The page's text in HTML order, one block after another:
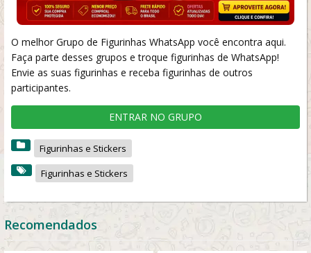
O melhor Grupo de Figurinhas WhatsApp você encontra aqui.
Faça parte desses grupos e troque figurinhas de WhatsApp!
Envie as suas figurinhas e receba figurinhas de outros
participantes.
ENTRAR NO GRUPO
Figurinhas e Stickers
Figurinhas e Stickers
Recomendados